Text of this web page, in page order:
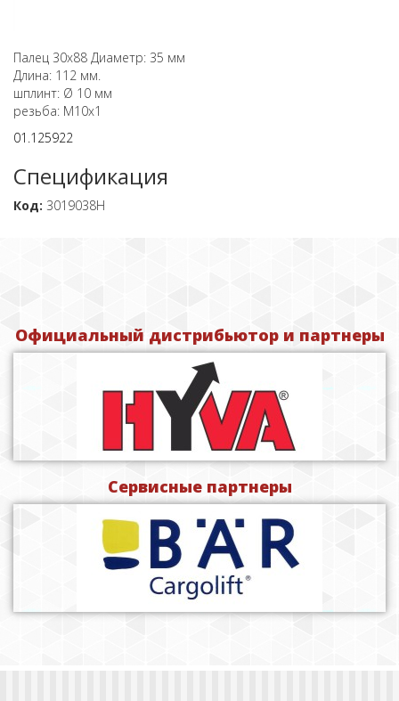
Палец 30x88 Диаметр: 35 мм
Длина: 112 мм.
шплинт: Ø 10 мм
резьба: M10x1
01.125922
Спецификация
Код: 3019038H
Официальный дистрибьютор и партнеры
Сервисные партнеры